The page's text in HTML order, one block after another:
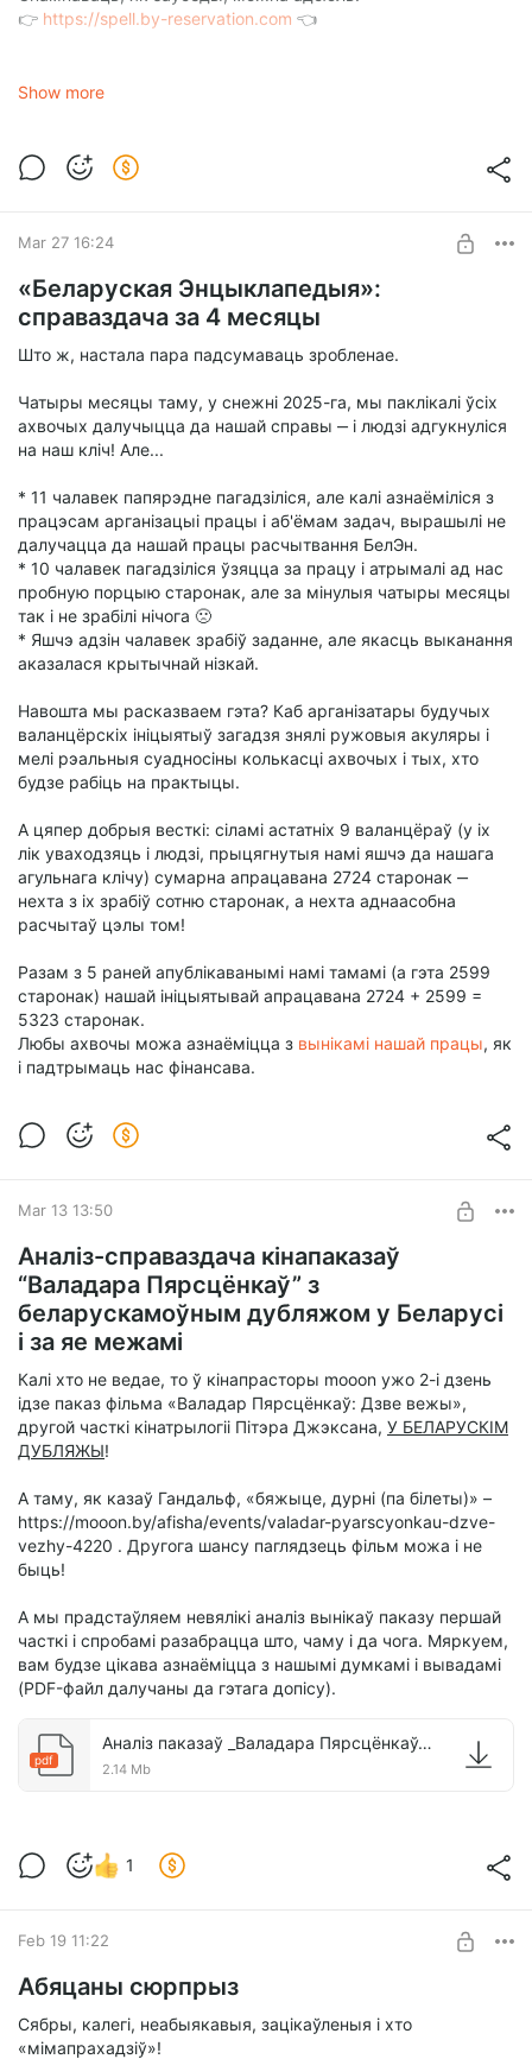
👉 https://spell.by-reservation.com 👈
Show more
Mar 27 16:24
«Беларуская Энцыклапедыя»:
справаздача за 4 месяцы
Што ж, настала пара падсумаваць зробленае.
Чатыры месяцы таму, у снежні 2025-га, мы паклікалі ўсіх
ахвочых далучыцца да нашай справы ‒ і людзі адгукнуліся
на наш кліч! Але...
* 11 чалавек папярэдне пагадзіліся, але калі азнаёміліся з
працэсам арганізацыі працы і аб'ёмам задач, вырашылі не
далучацца да нашай працы расчытвання БелЭн.
* 10 чалавек пагадзіліся ўзяцца за працу і атрымалі ад нас
пробную порцыю старонак, але за мінулыя чатыры месяцы
так і не зрабілі нічога 🙁
* Яшчэ адзін чалавек зрабіў заданне, але якасць выканання
аказалася крытычнай нізкай.
Навошта мы расказваем гэта? Каб арганізатары будучых
валанцёрскіх ініцыятыў загадзя знялі ружовыя акуляры і
мелі рэальныя суадносіны колькасці ахвочых і тых, хто
будзе рабіць на практыцы.
А цяпер добрыя весткі: сіламі астатніх 9 валанцёраў (у іх
лік уваходзяць і людзі, прыцягнутыя намі яшчэ да нашага
агульнага клічу) сумарна апрацавана 2724 старонак ‒
нехта з іх зрабіў сотню старонак, а нехта аднаасобна
расчытаў цэлы том!
Разам з 5 раней апублікаванымі намі тамамі (а гэта 2599
старонак) нашай ініцыятывай апрацавана 2724 + 2599 =
5323 старонак.
Любы ахвочы можа азнаёміцца з вынікамі нашай працы, як
і падтрымаць нас фінансава.
Mar 13 13:50
Аналіз-справаздача кінапаказаў
“Валадара Пярсцёнкаў” з
беларускамоўным дубляжом у Беларусі
і за яе межамі
Калі хто не ведае, то ў кінапрасторы mooon ужо 2-і дзень
ідзе паказ фільма «Валадар Пярсцёнкаў: Дзве вежы»,
другой часткі кінатрылогіі Пітэра Джэксана, У БЕЛАРУСКІМ
ДУБЛЯЖЫ!
А таму, як казаў Гандальф, «бяжыце, дурні (па білеты)» –
https://mooon.by/afisha/events/valadar-pyarscyonkau-dzve-
vezhy-4220 . Другога шансу паглядзець фільм можа і не
быць!
А мы прадстаўляем невялікі аналіз вынікаў паказу першай
часткі і спробамі разабрацца што, чаму і да чога. Мяркуем,
вам будзе цікава азнаёміцца з нашымі думкамі і вывадамі
(PDF-файл далучаны да гэтага допісу).
pdf
Аналіз паказаў _Валадара Пярсцёнкаў_ у Беларусі і за яе межамі. Ч. 1.pdf
2.14 Mb
1
Feb 19 11:22
Абяцаны сюрпрыз
Сябры, калегі, неабыякавыя, зацікаўленыя і хто
«мімапрахадзіў»!